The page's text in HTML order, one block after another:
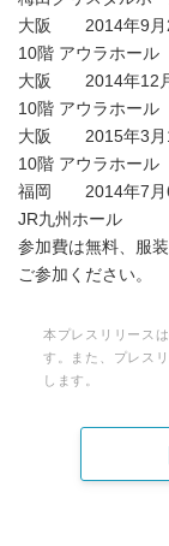
大阪 2014年9月
10階 アウラホール
大阪 2014年12
10階 アウラホール
大阪 2015年3月
10階 アウラホール
福岡 2014年7月
JR九州ホール
参加費は無料、服
ご参加ください。
本プレスリリース
す。また、プレス
します。